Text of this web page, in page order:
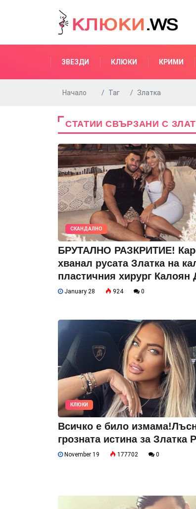
ЗВЕЗДИ КЛЮКИ КРИМИ
Начало Таг Златка
СТАТИИ СВЪРЗАНИ С
СКАНДАЛНО
БРУТАЛНО РАЗКРИТИЕ!
хванал русата Златка на
пластичния хирург Калоян
January 28 924 0
КЛЮКИ
Всичко е било
грозната истина за Златка
November 19 177702 0